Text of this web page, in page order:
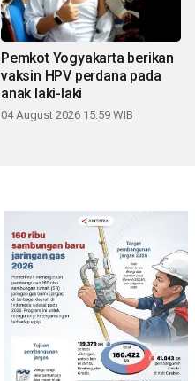
Pemkot Yogyakarta berikan
vaksin HPV perdana pada
anak laki-laki
04 August 2026 15:59 WIB